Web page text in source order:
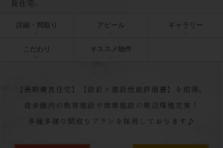
良住宅-
詳細・間取り アピール ギャラリー
こだわり オススメ物件
【長期優良住宅】【設計×建設性能評価書】を取得。
徒歩圏内の教育施設や商業施設の周辺環境充実！
多種多様な間取りプランを採用しております♪